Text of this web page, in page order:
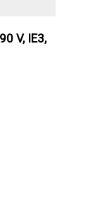
V, IE3,